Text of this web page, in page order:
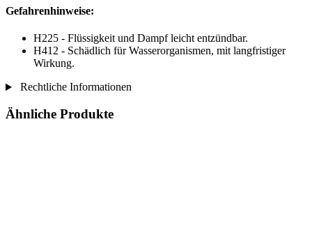
Gefahrenhinweise:
H225 - Flüssigkeit und Dampf leicht entzündbar.
H412 - Schädlich für Wasserorganismen, mit langfristiger
Wirkung.
Rechtliche Informationen
Ähnliche Produkte